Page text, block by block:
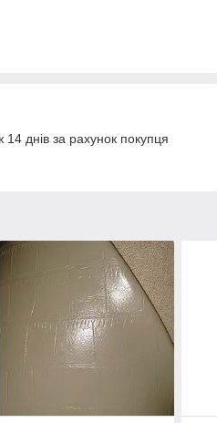
днів за рахунок покупця